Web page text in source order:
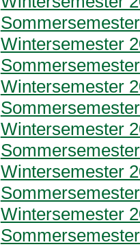
Wintersemester
Wintersemester
Wintersemester
Wintersemester
Wintersemester